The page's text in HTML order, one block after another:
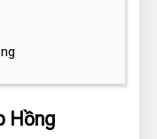
Hồng